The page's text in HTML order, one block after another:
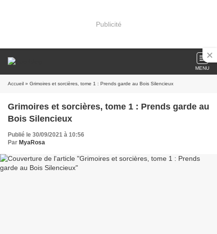
Publicité
MENU
Accueil » Grimoires et sorcières, tome 1 : Prends garde au Bois Silencieux
Grimoires et sorcières, tome 1 : Prends garde au
Bois Silencieux
Publié le 30/09/2021 à 10:56
Par MyaRosa